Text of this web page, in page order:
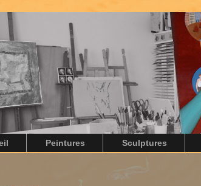
Peintures Sculptures